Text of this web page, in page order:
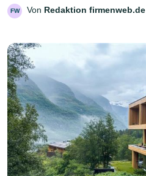
FW Von Redaktion firmenweb.de